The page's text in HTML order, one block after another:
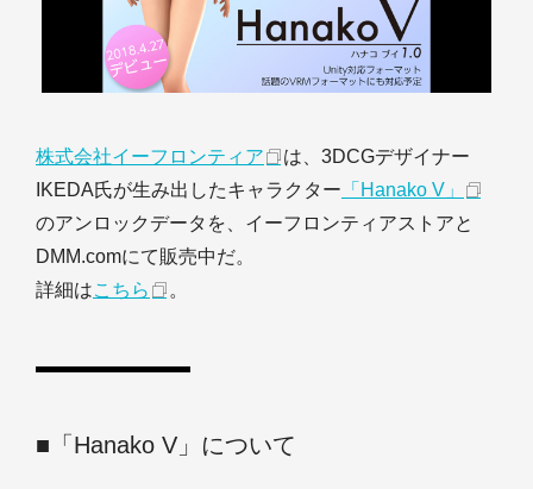
株式会社イーフロンティア
は、3DCGデザイナー
IKEDA氏が生み出したキャラクター 「Hanako V」
のアンロックデータを、イーフロンティアストアと
DMM.comにて販売中だ。
詳細はこちら 。
■「Hanako V」について